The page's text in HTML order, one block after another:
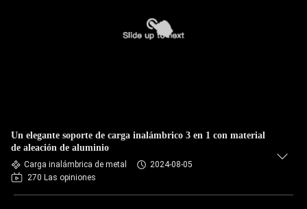
Un elegante soporte de carga inalámbrico 3 en 1 con material
de aleación de aluminio
Carga inalámbrica de metal
2024-08-05
270 Las opiniones